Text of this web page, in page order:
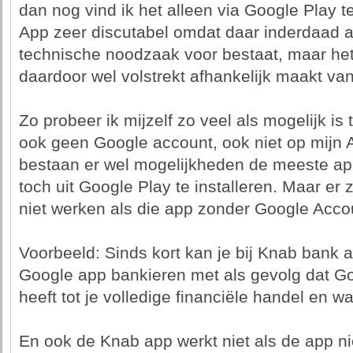
dan nog vind ik het alleen via Google Play
App zeer discutabel omdat daar inderdaad
technische noodzaak voor bestaat, maar
daardoor wel volstrekt afhankelijk maakt
Zo probeer ik mijzelf zo veel als mogelijk is
ook geen Google account, ook niet op mijn
bestaan er wel mogelijkheden de meeste
toch uit Google Play te installeren. Maar er
niet werken als die app zonder Google
Voorbeeld: Sinds kort kan je bij Knab bank
Google app bankieren met als gevolg dat
heeft tot je volledige financiële handel en
En ook de Knab app werkt niet als de app